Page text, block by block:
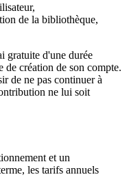
de la bibliothèque,
gratuite d'une durée
de création de son compte.
de ne pas continuer à
ne lui soit
et un
les tarifs annuels